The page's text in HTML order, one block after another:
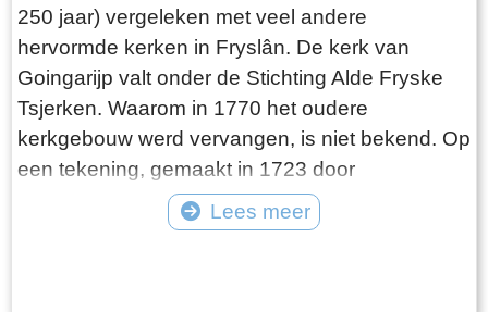
250 jaar) vergeleken met veel andere
hervormde kerken in Fryslân. De kerk van
Goingarijp valt onder de Stichting Alde Fryske
Tsjerken. Waarom in 1770 het oudere
kerkgebouw werd vervangen, is niet bekend. Op
een tekening, gemaakt in 1723 door
Stellingwerf, ziet het kerkje er niet bouwvallig uit.
De Hervormde Gemeente van Goingarijp
Lees meer